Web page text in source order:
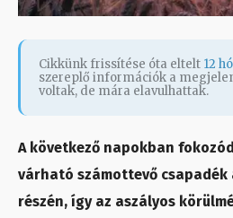
Cikkünk frissítése óta eltelt 12
szereplő információk a
voltak, de mára elavulhattak.
A következő napokban
várható számottevő csapadék
részén, így az aszályos